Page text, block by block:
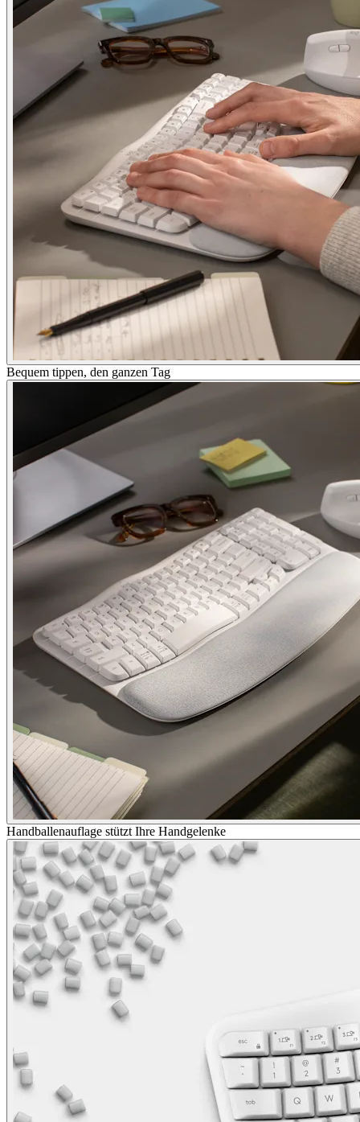
Bequem tippen, den ganzen Tag
Handballenauflage stützt Ihre Handgelenke